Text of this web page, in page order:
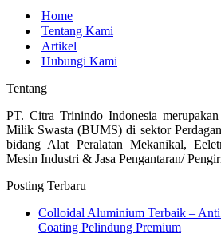
Home
Tentang Kami
Artikel
Hubungi Kami
Tentang
PT. Citra Trinindo Indonesia
Milik Swasta (BUMS) di sektor
bidang Alat Peralatan Mekanikal,
Mesin Industri & Jasa Pengantaran/
Posting Terbaru
Colloidal Aluminium Terbaik –
Coating Pelindung Premium